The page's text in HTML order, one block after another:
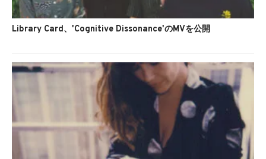
Library Card、'Cognitive Dissonance'のMVを公開